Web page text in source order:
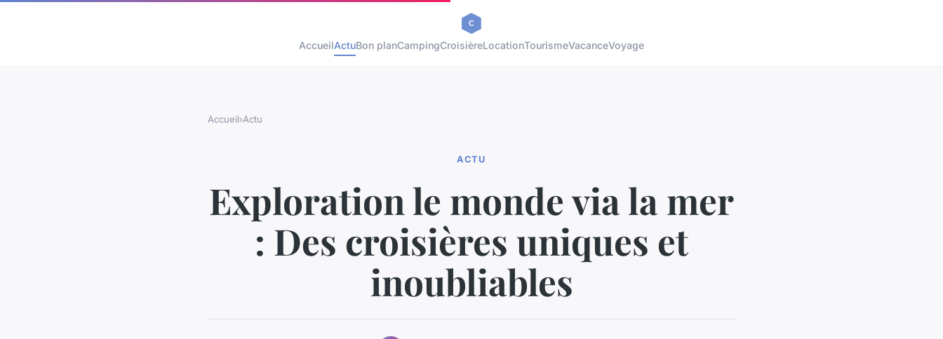
AccueilActuBon planCampingCroisièreLocationTourismeVacanceVoyage
Accueil›Actu
ACTU
Exploration le monde via la mer
: Des croisières uniques et
inoubliables